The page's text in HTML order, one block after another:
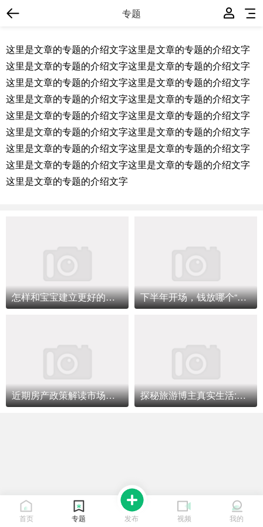
专题
这里是文章的专题的介绍文字这里是文章的专题的介绍文字
这里是文章的专题的介绍文字这里是文章的专题的介绍文字
这里是文章的专题的介绍文字这里是文章的专题的介绍文字
这里是文章的专题的介绍文字这里是文章的专题的介绍文字
这里是文章的专题的介绍文字这里是文章的专题的介绍文字
这里是文章的专题的介绍文字这里是文章的专题的介绍文字
这里是文章的专题的介绍文字这里是文章的专题的介绍文字
这里是文章的专题的介绍文字这里是文章的专题的介绍文字
这里是文章的专题的介绍文字
怎样和宝宝建立更好的情感交流亲子专题 下半年开场，钱放哪个“口袋”里理财专题讲座
近期房产政策解读市场更要走向正规理性的轨道里面 探秘旅游博主真实生活:旅行真没太多惊险！
首页 专题 发布 视频 我的